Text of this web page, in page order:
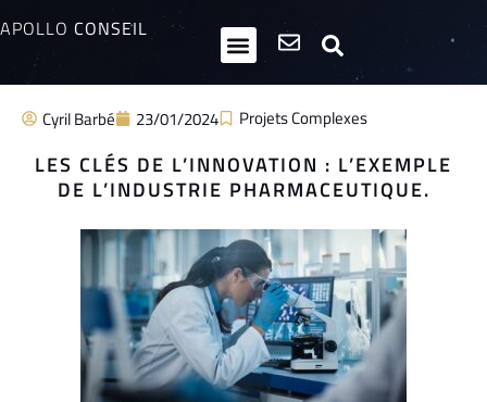
APOLLO CONSEIL
Cyril Barbé 23/01/2024 Projets Complexes
LES CLÉS DE L’INNOVATION : L’EXEMPLE
DE L’INDUSTRIE PHARMACEUTIQUE.